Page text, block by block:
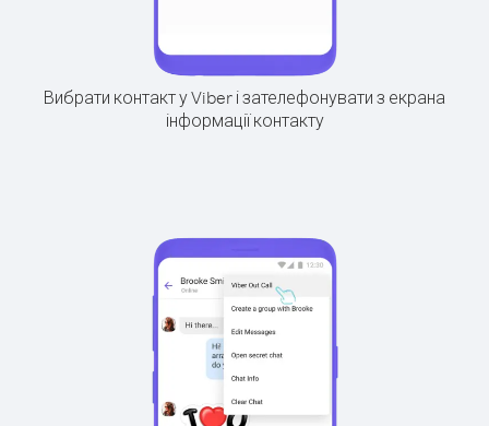
Вибрати контакт у Viber і зателефонувати з екрана
інформації контакту